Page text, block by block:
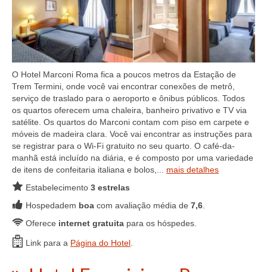
O Hotel Marconi Roma fica a poucos metros da Estação de
Trem Termini, onde você vai encontrar conexões de metrô,
serviço de traslado para o aeroporto e ônibus públicos. Todos
os quartos oferecem uma chaleira, banheiro privativo e TV via
satélite. Os quartos do Marconi contam com piso em carpete e
móveis de madeira clara. Você vai encontrar as instruções para
se registrar para o Wi-Fi gratuito no seu quarto. O café-da-
manhã está incluído na diária, e é composto por uma variedade
de itens de confeitaria italiana e bolos,... mais detalhes
Estabelecimento 3 estrelas
Hospedadem boa com avaliação média de 7,6
Oferece internet gratuita para os hóspedes.
Link para a Página do Hotel